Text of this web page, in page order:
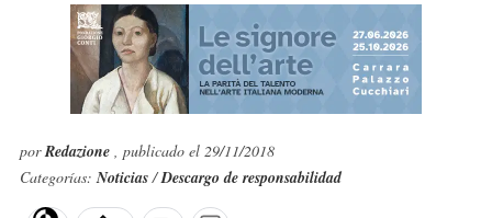
porRedazione , publicado el 29/11/2018
Categorías:Noticias/Descargo de responsabilidad